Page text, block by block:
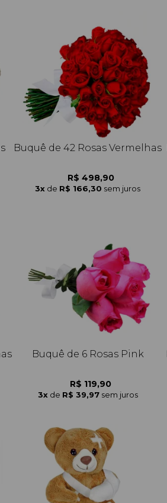
Buquê de 42 Rosas Vermelhas
R$ 498,90
3x de R$ 166,30 sem juros
Buquê de 6 Rosas Pink
R$ 119,90
3x de R$ 39,97 sem juros